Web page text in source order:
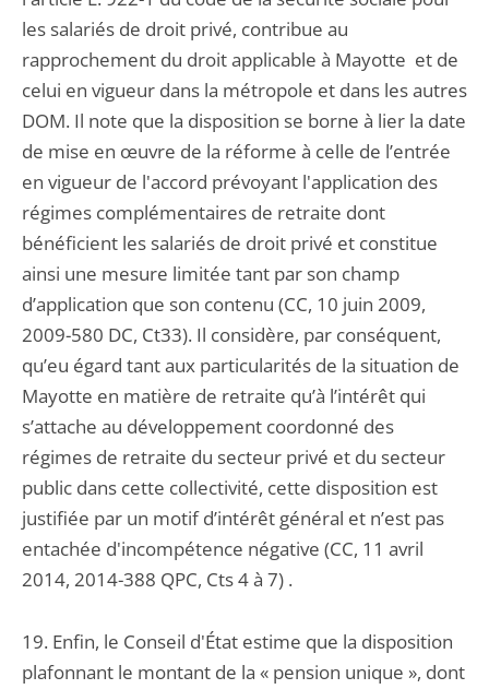
les salariés de droit privé, contribue au
rapprochement du droit applicable à Mayotte et de
celui en vigueur dans la métropole et dans les autres
DOM. Il note que la disposition se borne à lier la date
de mise en œuvre de la réforme à celle de l’entrée
en vigueur de l'accord prévoyant l'application des
régimes complémentaires de retraite dont
bénéficient les salariés de droit privé et constitue
ainsi une mesure limitée tant par son champ
d’application que son contenu (CC, 10 juin 2009,
2009-580 DC, Ct33). Il considère, par conséquent,
qu’eu égard tant aux particularités de la situation de
Mayotte en matière de retraite qu’à l’intérêt qui
s’attache au développement coordonné des
régimes de retraite du secteur privé et du secteur
public dans cette collectivité, cette disposition est
justifiée par un motif d’intérêt général et n’est pas
entachée d'incompétence négative (CC, 11 avril
2014, 2014-388 QPC, Cts 4 à 7) .
19. Enfin, le Conseil d'État estime que la disposition
plafonnant le montant de la « pension unique », dont